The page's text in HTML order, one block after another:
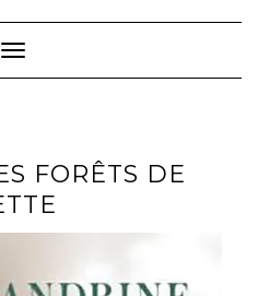
Toggle Navigation
FORÊTS DE